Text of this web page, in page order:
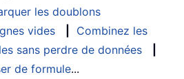
les doublons
vides
Combinez les
sans perdre de données
de formule...